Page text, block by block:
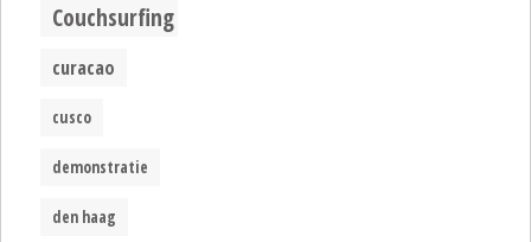
Couchsurfing
curacao
cusco
demonstratie
den haag